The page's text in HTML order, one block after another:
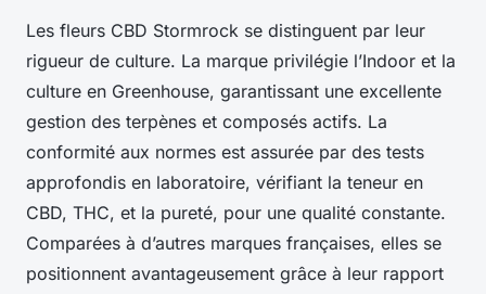
Les fleurs CBD Stormrock se distinguent par leur
rigueur de culture. La marque privilégie l’Indoor et la
culture en Greenhouse, garantissant une excellente
gestion des terpènes et composés actifs. La
conformité aux normes est assurée par des tests
approfondis en laboratoire, vérifiant la teneur en
CBD, THC, et la pureté, pour une qualité constante.
Comparées à d’autres marques françaises, elles se
positionnent avantageusement grâce à leur rapport